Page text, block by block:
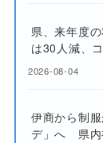
県、来年度
は30人減、
2026-08-04
伊商から制
デ」へ 県内